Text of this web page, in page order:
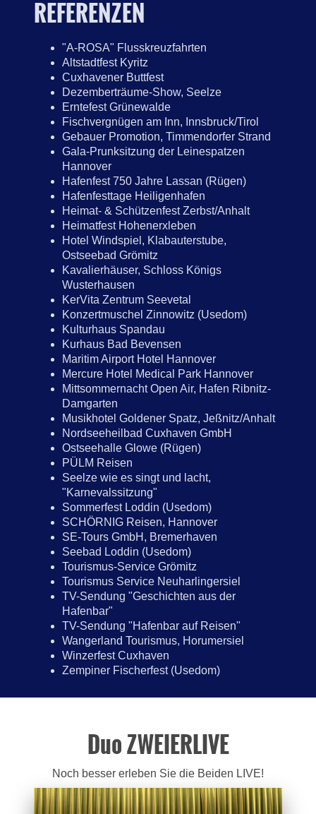
REFERENZEN
"A-ROSA" Flusskreuzfahrten
Altstadtfest Kyritz
Cuxhavener Buttfest
Dezemberträume-Show, Seelze
Erntefest Grünewalde
Fischvergnügen am Inn, Innsbruck/Tirol
Gebauer Promotion, Timmendorfer Strand
Gala-Prunksitzung der Leinespatzen
Hannover
Hafenfest 750 Jahre Lassan (Rügen)
Hafenfesttage Heiligenhafen
Heimat- & Schützenfest Zerbst/Anhalt
Heimatfest Hohenerxleben
Hotel Windspiel, Klabauterstube,
Ostseebad Grömitz
Kavalierhäuser, Schloss Königs
Wusterhausen
KerVita Zentrum Seevetal
Konzertmuschel Zinnowitz (Usedom)
Kulturhaus Spandau
Kurhaus Bad Bevensen
Maritim Airport Hotel Hannover
Mercure Hotel Medical Park Hannover
Mittsommernacht Open Air, Hafen Ribnitz-
Damgarten
Musikhotel Goldener Spatz, Jeßnitz/Anhalt
Nordseeheilbad Cuxhaven GmbH
Ostseehalle Glowe (Rügen)
PÜLM Reisen
Seelze wie es singt und lacht,
"Karnevalssitzung"
Sommerfest Loddin (Usedom)
SCHÖRNIG Reisen, Hannover
SE-Tours GmbH, Bremerhaven
Seebad Loddin (Usedom)
Tourismus-Service Grömitz
Tourismus Service Neuharlingersiel
TV-Sendung "Geschichten aus der
Hafenbar"
TV-Sendung "Hafenbar auf Reisen"
Wangerland Tourismus, Horumersiel
Winzerfest Cuxhaven
Zempiner Fischerfest (Usedom)
Duo ZWEIERLIVE
Noch besser erleben Sie die Beiden LIVE!